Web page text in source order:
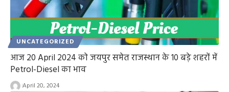
UNCATEGORIZED
आज 20 April 2024 को जयपुर समेत राजस्थान के 10 बड़े शहरों में
Petrol-Diesel का भाव
April 20, 2024